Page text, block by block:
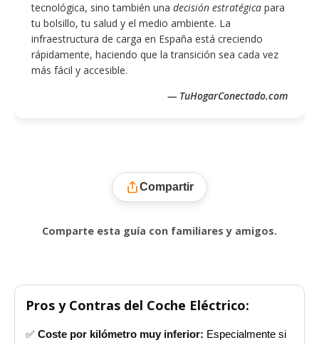
tecnológica, sino también una decisión estratégica para
tu bolsillo, tu salud y el medio ambiente. La
infraestructura de carga en España está creciendo
rápidamente, haciendo que la transición sea cada vez
más fácil y accesible.
— TuHogarConectado.com
Compartir
Comparte esta guía con familiares y amigos.
Pros y Contras del Coche Eléctrico:
✅ Coste por kilómetro muy inferior: Especialmente si